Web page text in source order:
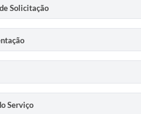
Solicitação
Serviço